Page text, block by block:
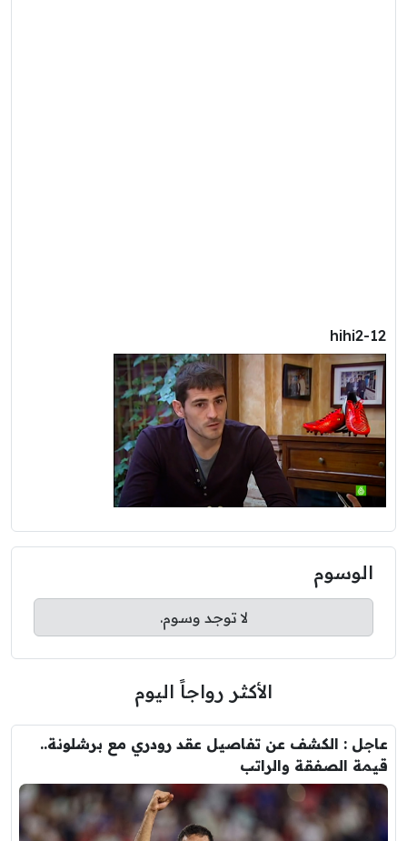
hihi2-12
الوسوم
لا توجد وسوم.
الأكثر رواجاً اليوم
عاجل : الكشف عن تفاصيل عقد رودري مع برشلونة..
قيمة الصفقة والراتب